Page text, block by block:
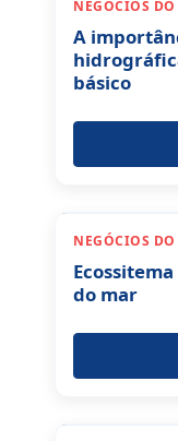
NEGÓCIOS
A
básico
NEGÓCIOS
do mar